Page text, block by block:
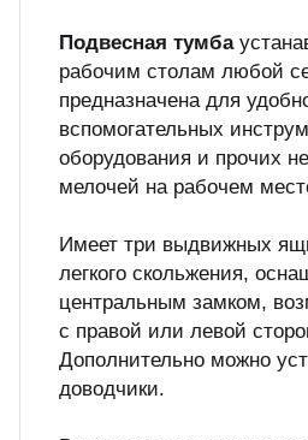
Подвесная тумба
рабочим столам любой
предназначена для
вспомогательных
оборудования и прочих
мелочей на рабочем
Имеет три выдвижных
легкого скольжения,
центральным замком,
с правой или левой
Дополнительно можно
доводчики.